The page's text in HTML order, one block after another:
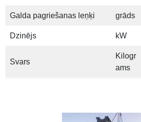
Galda pagriešanas leņķi grāds
Dzinējs kW
Svars
Kilogr
ams